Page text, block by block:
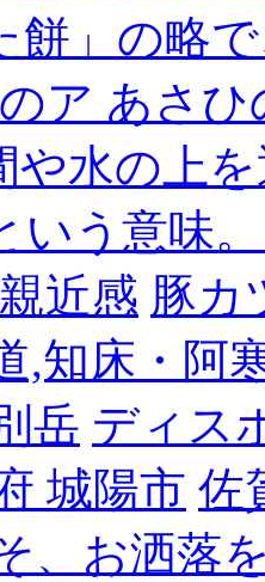
餅」の略
ア あさひ
や水の上
いう意味
親近感 豚カ
,知床・阿
岳 ディス
城陽市 佐
、お洒落